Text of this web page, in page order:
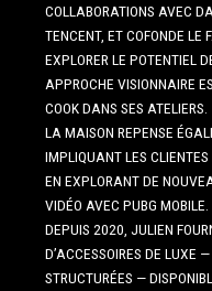
COLLABORATIONS AVEC
TENCENT, ET COFONDE LE
EXPLORER LE POTENTIEL
APPROCHE VISIONNAIRE
COOK DANS SES ATELIERS.
LA MAISON REPENSE
IMPLIQUANT LES
EN EXPLORANT DE
VIDÉO AVEC PUBG MOBILE.
DEPUIS 2020, JULIEN
D’ACCESSOIRES DE LUXE
STRUCTURÉES —